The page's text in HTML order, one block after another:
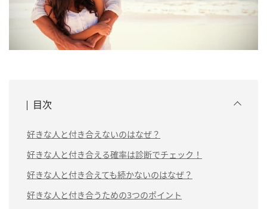
目次
好きな人と付き合えないのはなぜ？
好きな人と付き合える確率は診断でチェック！
好きな人と付き合えても続かないのはなぜ？
好きな人と付き合うための3つのポイント